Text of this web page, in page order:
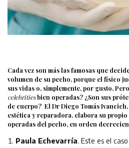
Cada vez son más las famosas que
volumen de su pecho, porque el físico
sus vidas o, simplemente, por gusto.
celebritiesbien operadas? ¿Son sus
de cuerpo? El Dr Diego Tomás
estética y reparadora, elabora su
operadas del pecho, en orden
Paula Echevarría.Este es el